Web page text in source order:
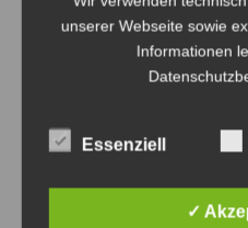
Bundeskanzlerin
unserer Webseite sowie
Informationen
Essenziell
✓